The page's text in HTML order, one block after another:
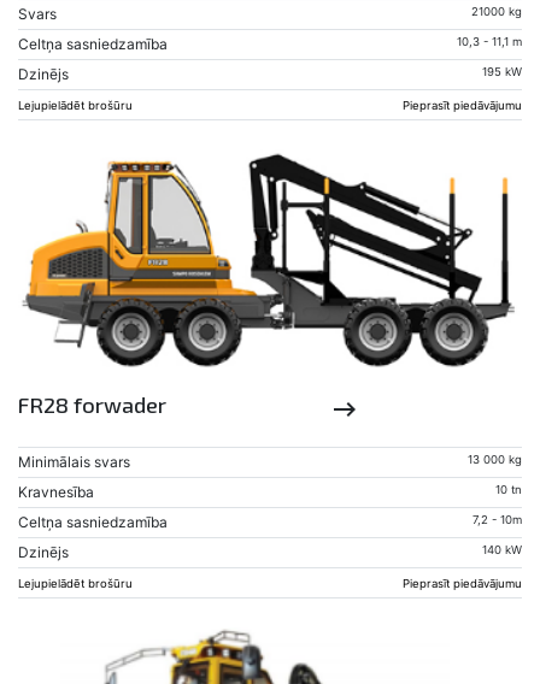
Svars 21000 kg
Celtņa sasniedzamība 10,3 - 11,1 m
Dzinējs 195 kW
Lejupielādēt brošūru Pieprasīt piedāvājumu
FR28 forwader keyboard_backspace
Minimālais svars 13 000 kg
Kravnesība 10 tn
Celtņa sasniedzamība 7,2 - 10m
Dzinējs 140 kW
Lejupielādēt brošūru Pieprasīt piedāvājumu